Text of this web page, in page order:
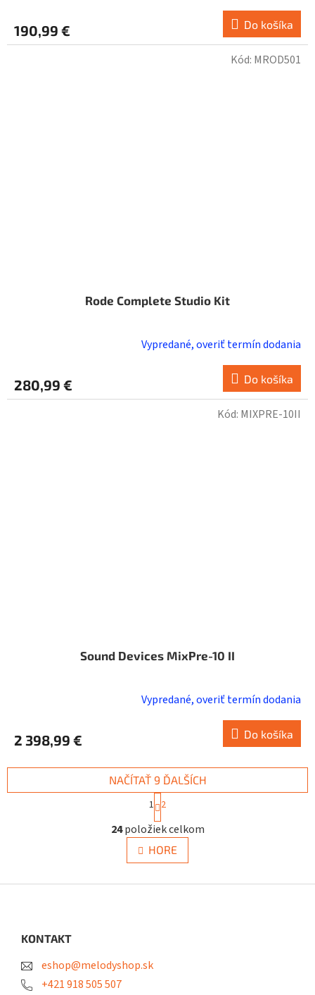
190,99 € Do košíka
Rode Complete Studio Kit
Vypredané, overiť termín dodania
280,99 € Do košíka
Kód: MROD501
Sound Devices MixPre-10 II
Vypredané, overiť termín dodania
2 398,99 € Do košíka
Kód: MIXPRE-10II
O
v
l
á
a
NAČÍTAŤ 9 ĎALŠÍCH
S
t
r
á
n
k
v
1 2
24položiek celkom
HORE
KONTAKT
eshop@melodyshop.sk
+421 918 505 507